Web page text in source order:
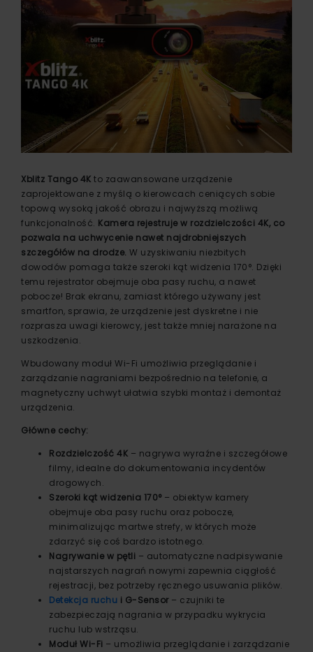
Xblitz Tango 4K to zaawansowane urządzenie
zaprojektowane z myślą o kierowcach ceniących sobie
topową wysoką jakość obrazu i najwyższą możliwą
funkcjonalność. Kamera rejestruje w rozdzielczości 4K, co
pozwala na uchwycenie nawet najdrobniejszych
szczegółów na drodze. W uzyskiwaniu niezbitych
dowodów pomaga także szeroki kąt widzenia 170°. Dzięki
temu rejestrator obejmuje oba pasy ruchu, a nawet
pobocze! Brak ekranu, zamiast którego używany jest
smartfon, sprawia, że urządzenie jest dyskretne i nie
rozprasza uwagi kierowcy, jest także mniej narażone na
uszkodzenia.
Wbudowany moduł Wi-Fi umożliwia przeglądanie i
zarządzanie nagraniami bezpośrednio na telefonie, a
magnetyczny uchwyt ułatwia szybki montaż i demontaż
urządzenia.
Główne cechy:
Rozdzielczość 4K – nagrywa wyraźne i szczegółowe
filmy, idealne do dokumentowania incydentów
drogowych.
Szeroki kąt widzenia 170°– obiektyw kamery
obejmuje oba pasy ruchu oraz pobocze,
minimalizując martwe strefy, w których może
zdarzyć się coś bardzo istotnego.
Nagrywanie w pętli – automatyczne nadpisywanie
najstarszych nagrań nowymi zapewnia ciągłość
rejestracji, bez potrzeby ręcznego usuwania plików.
Detekcja ruchu i G-Sensor– czujniki te
zabezpieczają nagrania w przypadku wykrycia
ruchu lub wstrząsu.
Moduł Wi-Fi – umożliwia przeglądanie i zarządzanie